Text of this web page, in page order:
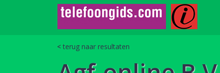
terug naar resultaten